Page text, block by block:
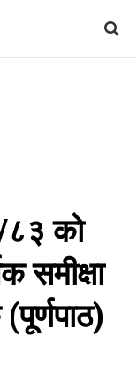
८३ को
समीक्षा